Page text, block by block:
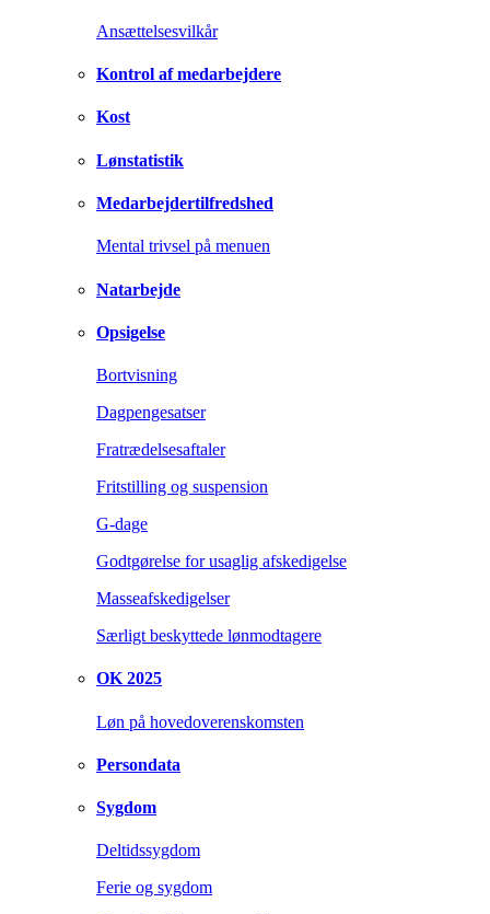
Ansættelsesvilkår
Kontrol af medarbejdere
Kost
Lønstatistik
Medarbejdertilfredshed
Mental trivsel på menuen
Natarbejde
Opsigelse
Bortvisning
Dagpengesatser
Fratrædelsesaftaler
Fritstilling og suspension
G-dage
Godtgørelse for usaglig afskedigelse
Masseafskedigelser
Særligt beskyttede lønmodtagere
OK 2025
Løn på hovedoverenskomsten
Persondata
Sygdom
Deltidssygdom
Ferie og sygdom